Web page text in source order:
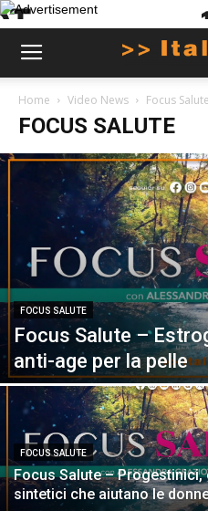
Home Video News Focus Salute
FOCUS SALUTE
FOCUS SALUTE
Focus Salute –
anti-age per la pelle
FOCUS SALUTE
Focus Salute –
sintetici che aiutano le